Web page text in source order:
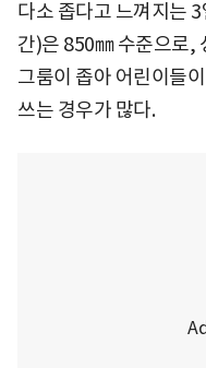
다소 좁다고 느껴지는
간)은 850㎜ 수준으로,
그룸이 좁아 어린이들
쓰는 경우가 많다.